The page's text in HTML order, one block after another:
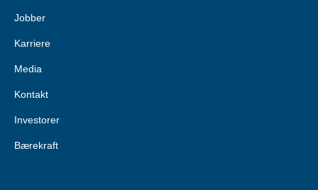
Jobber
Karriere
Media
Kontakt
Investorer
Bærekraft